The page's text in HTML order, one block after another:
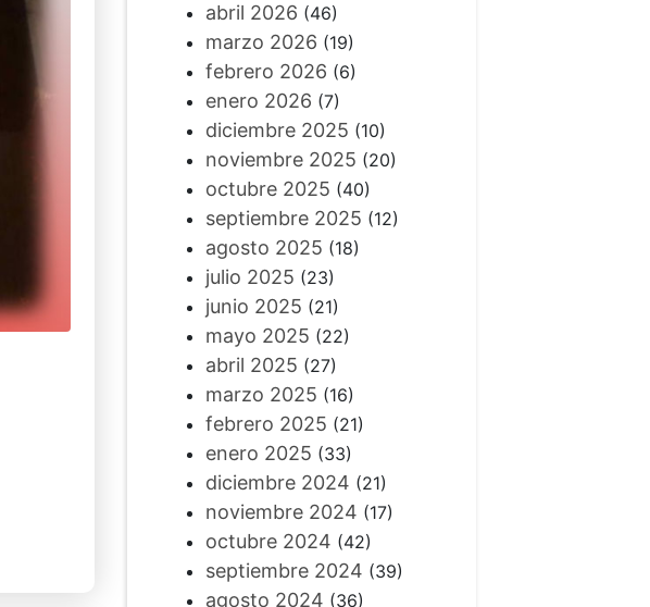
abril 2026 (46)
marzo 2026 (19)
febrero 2026 (6)
enero 2026 (7)
diciembre 2025 (10)
noviembre 2025 (20)
octubre 2025 (40)
septiembre 2025 (12)
agosto 2025 (18)
julio 2025 (23)
junio 2025 (21)
mayo 2025 (22)
abril 2025 (27)
marzo 2025 (16)
febrero 2025 (21)
enero 2025 (33)
diciembre 2024 (21)
noviembre 2024 (17)
octubre 2024 (42)
septiembre 2024 (39)
agosto 2024 (36)